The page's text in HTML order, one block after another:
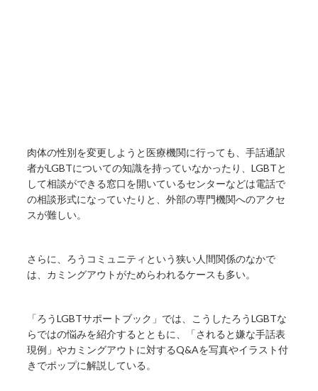
肉体の性別を変更しようと医療機関に行っても、手話通訳
者がLGBTについての知識を持っていなかったり、LGBTと
して相談ができる窓口を開いているセンターなどは電話で
の相談形式になっていたりと、外部の専門機関へのアクセ
スが難しい。
さらに、ろうコミュニティという狭い人間関係のなかで
は、カミングアウトがためらわれるケースも多い。
「ろうLGBTサポートブック」では、こうしたろうLGBTな
らではの悩みを紹介するとともに、「されると嫌な手話表
現例」やカミングアウトに対するQ&Aを写真やイラスト付
きでポップに解説している。